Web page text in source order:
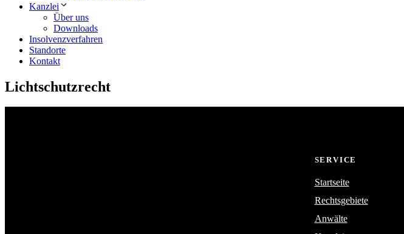
Kanzlei
Über uns
Downloads
Insolvenzverfahren
Standorte
Kontakt
Lichtschutzrecht
SERVICE
Startseite
Rechtsgebiete
Anwälte